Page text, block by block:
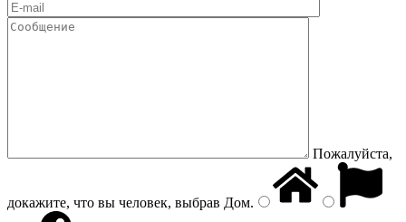
Пожалуйста,
докажите, что вы человек, выбрав Дом.